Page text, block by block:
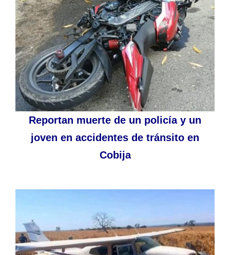
Reportan muerte de un policía y un
joven en accidentes de tránsito en
Cobija